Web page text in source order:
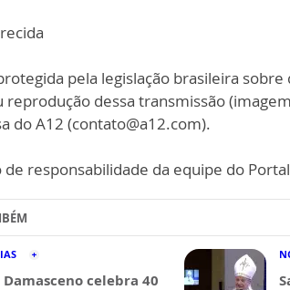
pela legislação brasileira
reprodução dessa transmissão
do A12 (contato@a12.com).
de responsabilidade da equipe do
Damasceno celebra 40